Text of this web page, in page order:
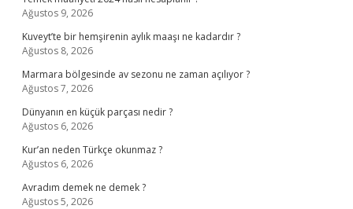
Ağustos 9, 2026
Kuveyt’te bir hemşirenin aylık maaşı ne kadardır ?
Ağustos 8, 2026
Marmara bölgesinde av sezonu ne zaman açılıyor ?
Ağustos 7, 2026
Dünyanın en küçük parçası nedir ?
Ağustos 6, 2026
Kur’an neden Türkçe okunmaz ?
Ağustos 6, 2026
Avradım demek ne demek ?
Ağustos 5, 2026